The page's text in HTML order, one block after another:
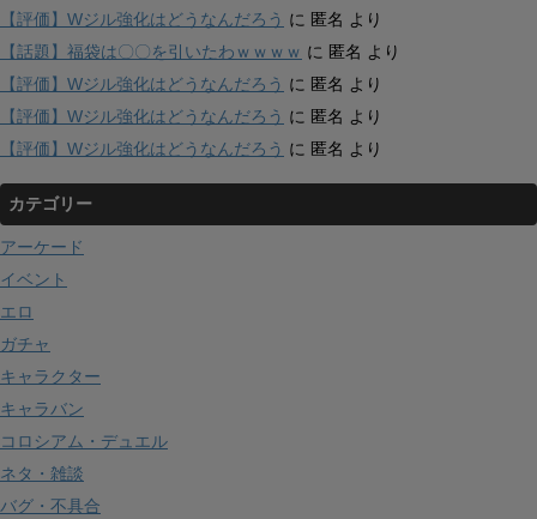
【評価】Wジル強化はどうなんだろう に 匿名 より
【話題】福袋は〇〇を引いたわｗｗｗｗ に 匿名 より
【評価】Wジル強化はどうなんだろう に 匿名 より
【評価】Wジル強化はどうなんだろう に 匿名 より
【評価】Wジル強化はどうなんだろう に 匿名 より
カテゴリー
アーケード
イベント
エロ
ガチャ
キャラクター
キャラバン
コロシアム・デュエル
ネタ・雑談
バグ・不具合